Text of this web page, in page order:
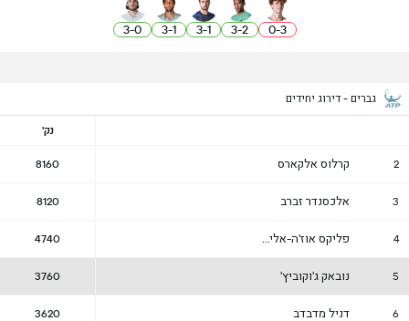
3
-
0
2
-
3
1
-
3
1
-
3
0
-
3
גברים - דירוג יחידים
נק'
2 קרלוס אלקארס 8160
3 אלכסנדר זברב 8120
4 פליקס אוז'ה-אליאסים 4740
5 נובאק ג'וקוביץ' 3760
6 דניל מדבדב 3620